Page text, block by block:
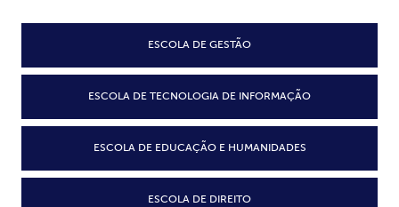
ESCOLA DE GESTÃO
ESCOLA DE TECNOLOGIA DE INFORMAÇÃO
ESCOLA DE EDUCAÇÃO E HUMANIDADES
ESCOLA DE DIREITO